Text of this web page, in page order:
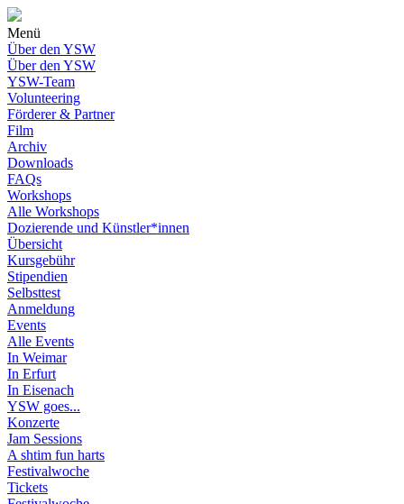
Menü
Über den YSW
Über den YSW
YSW-Team
Volunteering
Förderer & Partner
Film
Archiv
Downloads
FAQs
Workshops
Alle Workshops
Dozierende und Künstler*innen
Übersicht
Kursgebühr
Stipendien
Selbsttest
Anmeldung
Events
Alle Events
In Weimar
In Erfurt
In Eisenach
YSW goes...
Konzerte
Jam Sessions
A shtim fun harts
Festivalwoche
Tickets